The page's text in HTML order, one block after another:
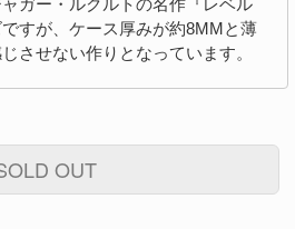
ャガー・ルクルトの名作『レベル
すが、ケース厚みが約8MMと薄
させない作りとなっています。
OUT